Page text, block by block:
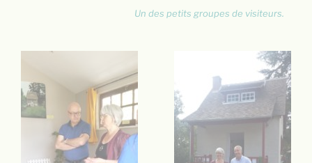
Un des petits groupes de visiteurs.